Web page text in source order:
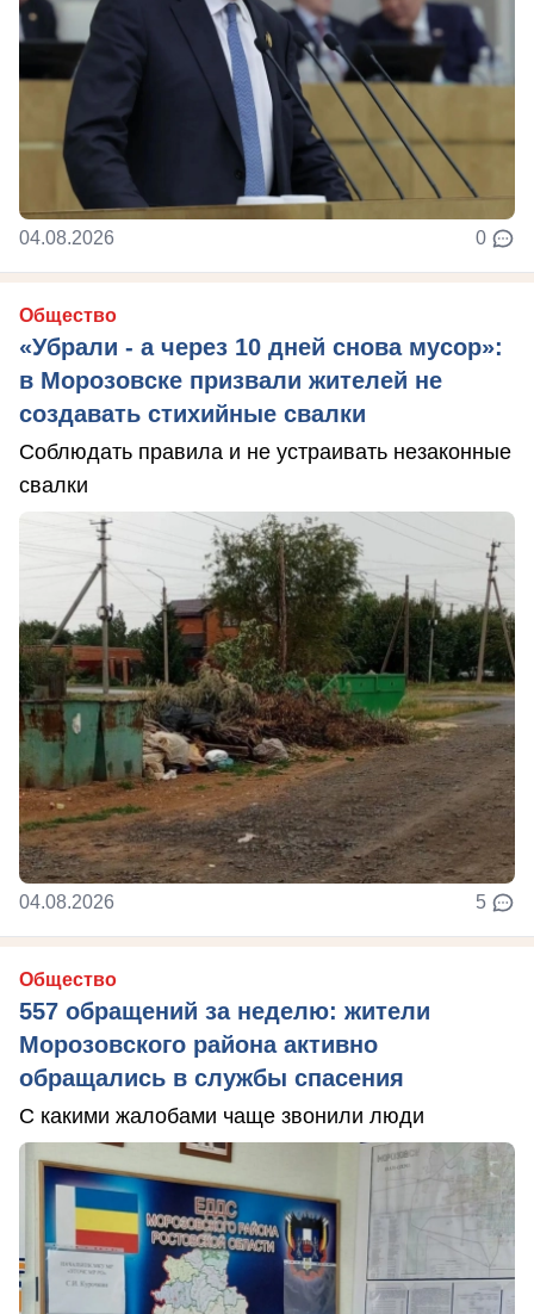
04.08.2026 0
Общество
«Убрали - а через 10 дней снова мусор»:
в Морозовске призвали жителей не
создавать стихийные свалки
Соблюдать правила и не устраивать незаконные
свалки
04.08.2026 5
Общество
557 обращений за неделю: жители
Морозовского района активно
обращались в службы спасения
С какими жалобами чаще звонили люди